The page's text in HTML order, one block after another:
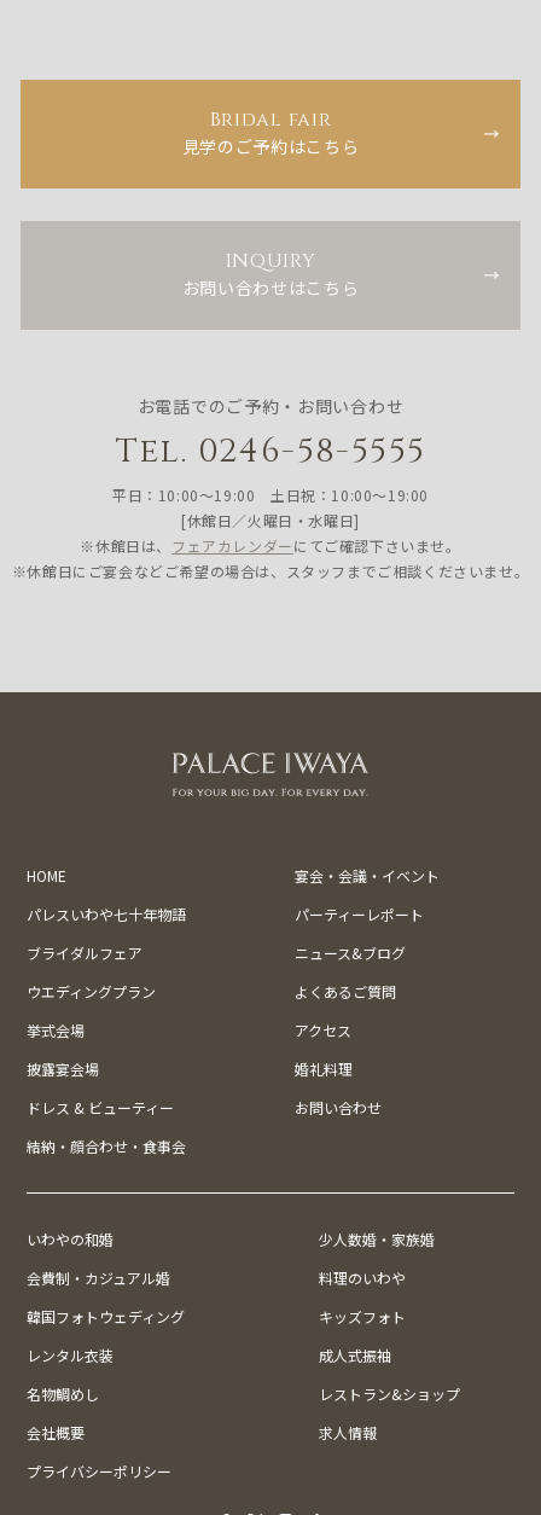
Bridal fair
見学のご予約はこちら
INQUIRY
お問い合わせはこちら
お電話でのご予約・お問い合わせ
Tel. 0246-58-5555
平日：10:00〜19:00 土日祝：10:00〜19:00
[休館日／火曜日・水曜日]
※休館日は、 フェアカレンダーにてご確認下さいませ。
※休館日にご宴会などご希望の場合は、スタッフまでご相談くださいませ。
HOME
宴会・会議・イベント
パレスいわや七十年物語
パーティーレポート
ブライダルフェア
ニュース&ブログ
ウエディングプラン
よくあるご質問
挙式会場
アクセス
披露宴会場
婚礼料理
ドレス & ビューティー
お問い合わせ
結納・顔合わせ・食事会
いわやの和婚
少人数婚・家族婚
会費制・カジュアル婚
料理のいわや
韓国フォトウェディング
キッズフォト
レンタル衣装
成人式振袖
名物鯛めし
レストラン&ショップ
会社概要
求人情報
プライバシーポリシー